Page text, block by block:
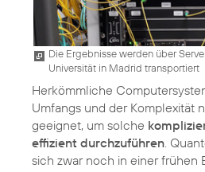
Die Ergebnisse werden über
Universität in Madrid transportiert
Herkömmliche
Umfangs und der Komplexität
geeignet, um solche
effizient durchzuführen.
sich zwar noch in einer frühen